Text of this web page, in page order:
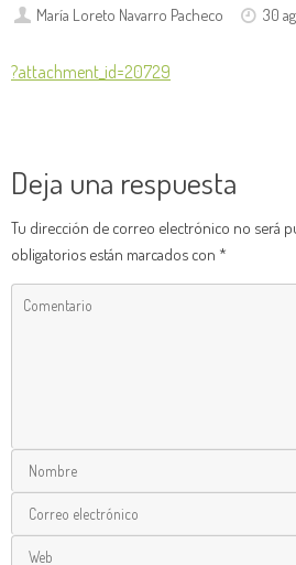
María Loreto Navarro Pacheco 30
?attachment_id=20729
Deja una respuesta
Tu dirección de correo electrónico no será
obligatorios están marcados con *